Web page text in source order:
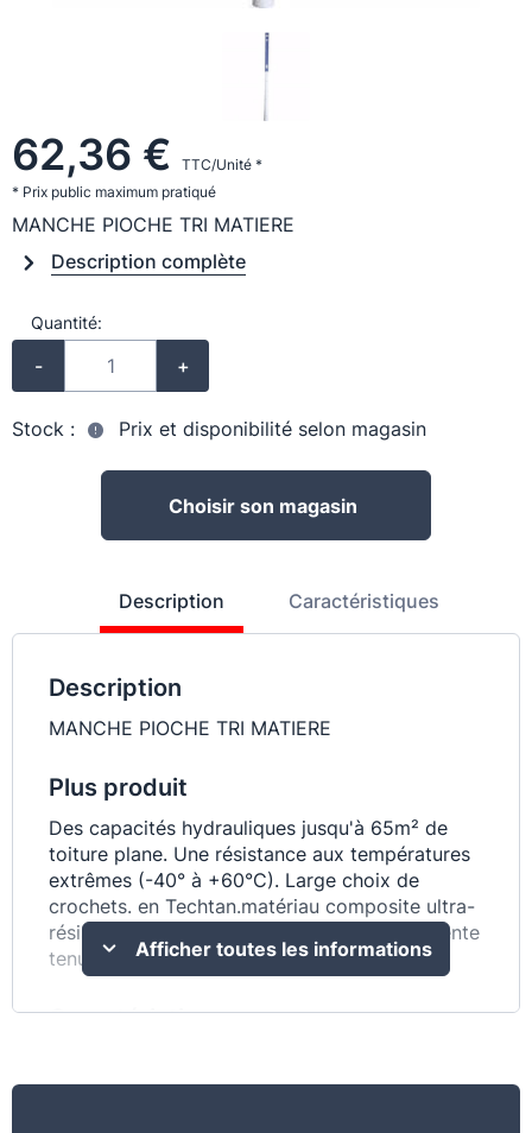
62,36 €
TTC/Unité *
* Prix public maximum pratiqué
MANCHE PIOCHE TRI MATIERE
Description complète
Quantité:
- +
Stock : Prix et disponibilité selon magasin
Choisir son magasin
Description Caractéristiques
Description
MANCHE PIOCHE TRI MATIERE
Plus produit
Des capacités hydrauliques jusqu'à 65m² de
toiture plane. Une résistance aux températures
extrêmes (-40° à +60°C). Large choix de
crochets. en Techtan.matériau composite ultra-
résistant à la grêle et aux chocs. Une excellente
tenue aux UV (couleur.résistance).
Caractéristiques
réf : 520025, 521020.
Afficher toutes les informations